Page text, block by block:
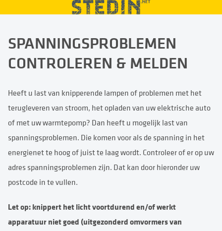
SPANNINGSPROBLEMEN
CONTROLEREN & MELDEN
Heeft u last van knipperende lampen of problemen met het
terugleveren van stroom, het opladen van uw elektrische auto
of met uw warmtepomp? Dan heeft u mogelijk last van
spanningsproblemen. Die komen voor als de spanning in het
energienet te hoog of juist te laag wordt. Controleer of er op uw
adres spanningsproblemen zijn. Dat kan door hieronder uw
postcode in te vullen.
Let op: knippert het licht voortdurend en/of werkt
apparatuur niet goed (uitgezonderd omvormers van